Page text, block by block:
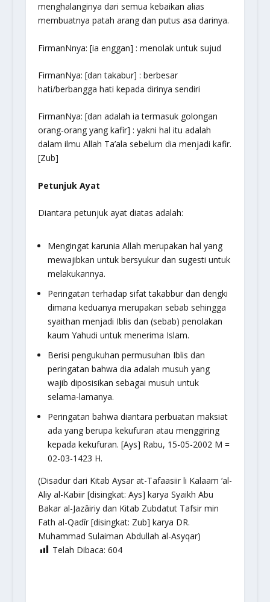
menghalanginya dari semua kebaikan alias
membuatnya patah arang dan putus asa darinya.
FirmanNnya: [ia enggan] : menolak untuk sujud
FirmanNya: [dan takabur] : berbesar
hati/berbangga hati kepada dirinya sendiri
FirmanNya: [dan adalah ia termasuk golongan
orang-orang yang kafir] : yakni hal itu adalah
dalam ilmu Allah Ta’ala sebelum dia menjadi kafir.
[Zub]
Petunjuk Ayat
Diantara petunjuk ayat diatas adalah:
Mengingat karunia Allah merupakan hal yang
mewajibkan untuk bersyukur dan sugesti untuk
melakukannya.
Peringatan terhadap sifat takabbur dan dengki
dimana keduanya merupakan sebab sehingga
syaithan menjadi Iblis dan (sebab) penolakan
kaum Yahudi untuk menerima Islam.
Berisi pengukuhan permusuhan Iblis dan
peringatan bahwa dia adalah musuh yang
wajib diposisikan sebagai musuh untuk
selama-lamanya.
Peringatan bahwa diantara perbuatan maksiat
ada yang berupa kekufuran atau menggiring
kepada kekufuran. [Ays] Rabu, 15-05-2002 M =
02-03-1423 H.
(Disadur dari Kitab Aysar at-Tafaasiir li Kalaam ‘al-
Aliy al-Kabiir [disingkat: Ays] karya Syaikh Abu
Bakar al-Jazâiriy dan Kitab Zubdatut Tafsir min
Fath al-Qadîr [disingkat: Zub] karya DR.
Muhammad Sulaiman Abdullah al-Asyqar)
Telah Dibaca: 604